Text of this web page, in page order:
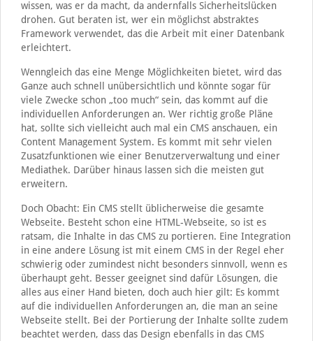
wissen, was er da macht, da andernfalls Sicherheitslücken
drohen. Gut beraten ist, wer ein möglichst abstraktes
Framework verwendet, das die Arbeit mit einer Datenbank
erleichtert.
Wenngleich das eine Menge Möglichkeiten bietet, wird das
Ganze auch schnell unübersichtlich und könnte sogar für
viele Zwecke schon „too much“ sein, das kommt auf die
individuellen Anforderungen an. Wer richtig große Pläne
hat, sollte sich vielleicht auch mal ein CMS anschauen, ein
Content Management System. Es kommt mit sehr vielen
Zusatzfunktionen wie einer Benutzerverwaltung und einer
Mediathek. Darüber hinaus lassen sich die meisten gut
erweitern.
Doch Obacht: Ein CMS stellt üblicherweise die gesamte
Webseite. Besteht schon eine HTML-Webseite, so ist es
ratsam, die Inhalte in das CMS zu portieren. Eine Integration
in eine andere Lösung ist mit einem CMS in der Regel eher
schwierig oder zumindest nicht besonders sinnvoll, wenn es
überhaupt geht. Besser geeignet sind dafür Lösungen, die
alles aus einer Hand bieten, doch auch hier gilt: Es kommt
auf die individuellen Anforderungen an, die man an seine
Webseite stellt. Bei der Portierung der Inhalte sollte zudem
beachtet werden, dass das Design ebenfalls in das CMS